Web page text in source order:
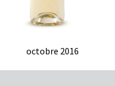
octobre 2016